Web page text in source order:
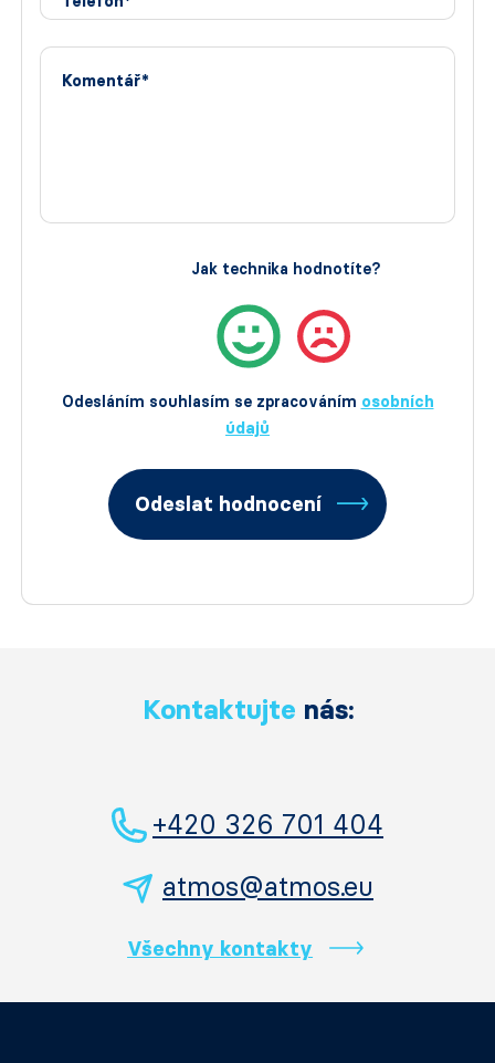
Komentář*
Odesláním souhlasím se zpracováním osobních
údajů
Jak technika hodnotíte?
Odeslat hodnocení
Kontaktujte nás:
+420 326 701 404
atmos@atmos.eu
Všechny kontakty